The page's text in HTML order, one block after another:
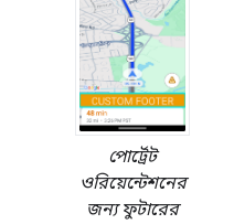
পোর্ট্রেট
ওরিয়েন্টেশনের
জন্য ফুটারের